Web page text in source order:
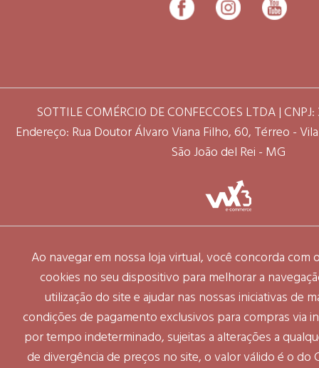
SOTTILE COMÉRCIO DE CONFECCOES LTDA |
Endereço: Rua Doutor Álvaro Viana Filho, 60, Térreo - Vila
São João del Rei - MG
Ao navegar em nossa loja virtual, você concorda com
cookies no seu dispositivo para melhorar a
utilização do site e ajudar nas nossas iniciativas de
condições de pagamento exclusivos para compras via
por tempo indeterminado, sujeitas a alterações a
de divergência de preços no site, o valor válido é o do